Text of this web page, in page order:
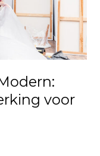
voor